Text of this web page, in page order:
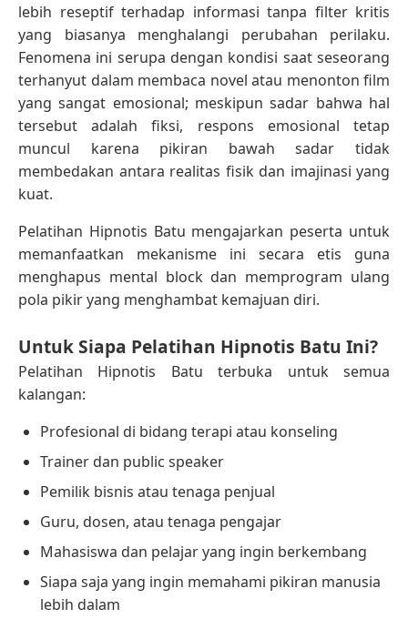
lebih reseptif terhadap informasi tanpa filter kritis
yang biasanya menghalangi perubahan perilaku.
Fenomena ini serupa dengan kondisi saat seseorang
terhanyut dalam membaca novel atau menonton film
yang sangat emosional; meskipun sadar bahwa hal
tersebut adalah fiksi, respons emosional tetap
muncul karena pikiran bawah sadar tidak
membedakan antara realitas fisik dan imajinasi yang
kuat.
Pelatihan Hipnotis Batu mengajarkan peserta untuk
memanfaatkan mekanisme ini secara etis guna
menghapus mental block dan memprogram ulang
pola pikir yang menghambat kemajuan diri.
Untuk Siapa Pelatihan Hipnotis Batu Ini?
Pelatihan Hipnotis Batu terbuka untuk semua
kalangan:
Profesional di bidang terapi atau konseling
Trainer dan public speaker
Pemilik bisnis atau tenaga penjual
Guru, dosen, atau tenaga pengajar
Mahasiswa dan pelajar yang ingin berkembang
Siapa saja yang ingin memahami pikiran manusia
lebih dalam